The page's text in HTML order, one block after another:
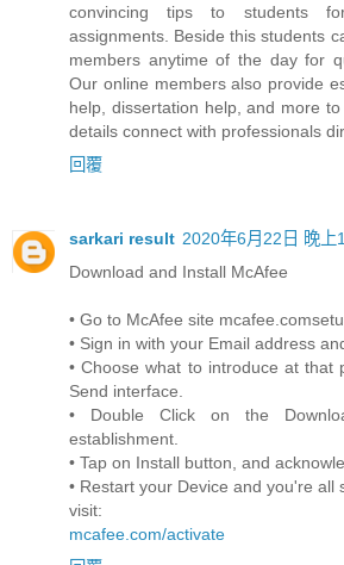
convincing tips to students
assignments. Beside this students
members anytime of the day for
Our online members also provide
help, dissertation help, and more
details connect with professionals
回覆
sarkari result 2020年6月22日 晚上
Download and Install McAfee
• Go to McAfee site
• Sign in with your Email address
• Choose what to introduce at that
Send interface.
• Double Click on the
establishment.
• Tap on Install button, and
• Restart your Device and you're all
visit:
mcafee.com/activate